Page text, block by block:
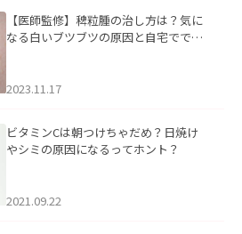
【医師監修】稗粒腫の治し方は？気に
なる白いブツブツの原因と自宅ででき
2023.11.17
ビタミンCは朝つけちゃだめ？日焼け
やシミの原因になるってホント？
2021.09.22